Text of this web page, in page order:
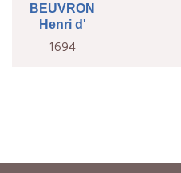
BEUVRON
Henri d'
1694